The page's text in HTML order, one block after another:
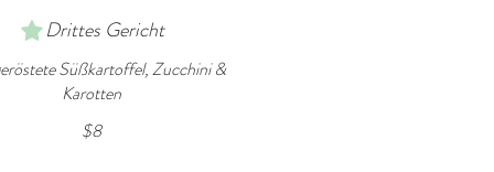
Drittes Gericht
Süßkartoffel, Zucchini &
Karotten
$8